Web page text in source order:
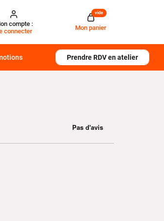
compte :
connecter
Mon panier
vide
Prendre RDV en atelier